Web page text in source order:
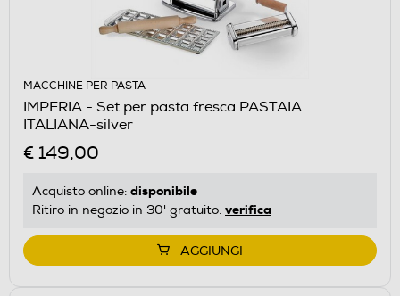
MACCHINE PER PASTA
IMPERIA - Set per pasta fresca PASTAIA
ITALIANA-silver
€ 149,00
Acquisto online: disponibile
Ritiro in negozio in 30' gratuito: verifica
AGGIUNGI